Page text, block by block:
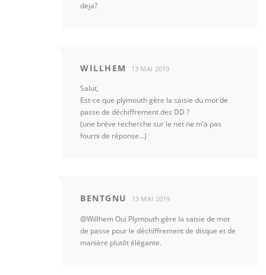
deja?
WILLHEM 13 MAI 2019
Salut,
Est-ce que plymouth gère la saisie du mot de
passe de déchiffrement des DD ?
(une brève recherche sur le net ne m’a pas
fourni de réponse…)
BENTGNU 13 MAI 2019
@Willhem Oui Plymouth gère la saisie de mot
de passe pour le déchiffrement de disque et de
manière plutôt élégante.